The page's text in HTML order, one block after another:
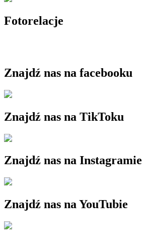
Fotorelacje
Znajdź nas na facebooku
Znajdź nas na TikToku
Znajdź nas na Instagramie
Znajdź nas na YouTubie